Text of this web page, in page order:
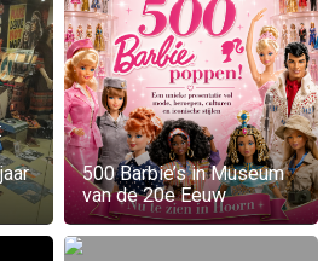
500 Barbie’s in Museum
van de 20e Eeuw